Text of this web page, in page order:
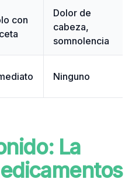
con
Dolor de
cabeza,
somnolencia
Ninguno
La